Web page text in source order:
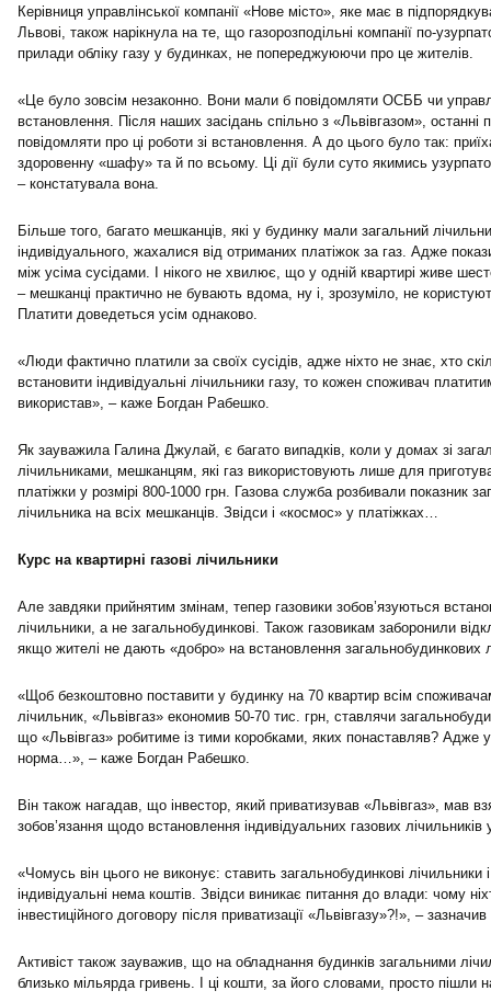
Керівниця управлінської компанії «Нове місто», яке має в
Львові, також нарікнула на те, що газорозподільні компанії по-
прилади обліку газу у будинках, не попереджуюючи про це жителів.
«Це було зовсім незаконно. Вони мали б повідомляти ОСББ чи
встановлення. Після наших засідань спільно з «Львівгазом»,
повідомляти про ці роботи зі встановлення. А до цього було так:
здоровенну «шафу» та й по всьому. Ці дії були суто якимись
– констатувала вона.
Більше того, багато мешканців, які у будинку мали загальний
індивідуального, жахалися від отриманих платіжок за газ. Адже
між усіма сусідами. І нікого не хвилює, що у одній квартирі живе
– мешканці практично не бувають вдома, ну і, зрозуміло, не
Платити доведеться усім однаково.
«Люди фактично платили за своїх сусідів, адже ніхто не знає, хто
встановити індивідуальні лічильники газу, то кожен споживач
використав», – каже Богдан Рабешко.
Як зауважила Галина Джулай, є багато випадків, коли у домах зі
лічильниками, мешканцям, які газ використовують лише для
платіжки у розмірі 800-1000 грн. Газова служба розбивали показник
лічильника на всіх мешканців. Звідси і «космос» у платіжках…
Курс на квартирні газові лічильники
Але завдяки прийнятим змінам, тепер газовики зобов’язуються
лічильники, а не загальнобудинкові. Також газовикам заборонили
якщо жителі не дають «добро» на встановлення загальнобудинкових
«Щоб безкоштовно поставити у будинку на 70 квартир всім
лічильник, «Львівгаз» економив 50-70 тис. грн, ставлячи
що «Львівгаз» робитиме із тими коробками, яких понаставляв? Адже
норма…», – каже Богдан Рабешко.
Він також нагадав, що інвестор, який приватизував «Львівгаз», мав
зобов’язання щодо встановлення індивідуальних газових
«Чомусь він цього не виконує: ставить загальнобудинкові
індивідуальні нема коштів. Звідси виникає питання до влади: чому
інвестиційного договору після приватизації «Львівгазу»?!», –
Активіст також зауважив, що на обладнання будинків загальними
близько мільярда гривень. І ці кошти, за його словами, просто пішли